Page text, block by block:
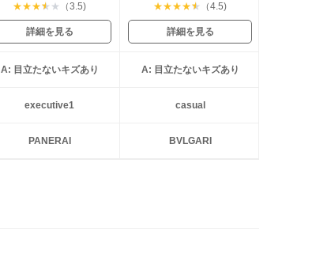
★★★★ ★ （3.5)
詳細を見る
★★★★★ （4.5)
詳細を見る
A: 目立たないキズあり A: 目立たないキズあり
executive1 casual
PANERAI BVLGARI